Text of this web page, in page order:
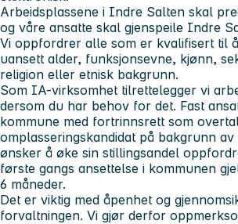
Arbeidsplassene i Indre Salten skal
og våre ansatte skal gjenspeile Indre
Vi oppfordrer alle som er kvalifisert til
uansett alder, funksjonsevne, kjønn,
religion eller etnisk bakgrunn.
Som IA-virksomhet tilrettelegger vi
dersom du har behov for det. Fast
kommune med fortrinnsrett som
omplasseringskandidat på bakgrunn
ønsker å øke sin stillingsandel
første gangs ansettelse i kommunen
6 måneder.
Det er viktig med åpenhet og
forvaltningen. Vi gjør derfor